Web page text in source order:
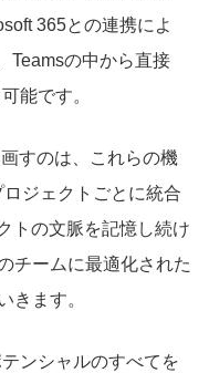
365との連携によ
Teamsの中から直接
能です。
すのは、これらの機
ジェクトごとに統合
トの文脈を記憶し続け
チームに最適化された
きます。
ンシャルのすべてを